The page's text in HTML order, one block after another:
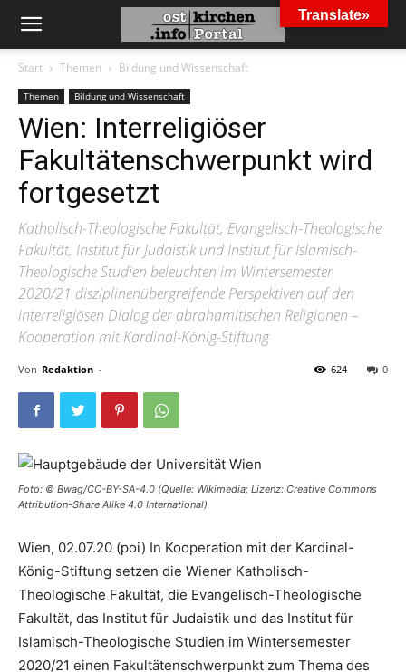
Start Themen Bildung und Wissenschaft
Themen Bildung und Wissenschaft
Wien: Interreligiöser
Fakultätenschwerpunkt wird
fortgesetzt
Katholisch-Theologische Fakultät, Evangelisch-Theologische
Fakultät, Institut für Judaistik und Institut für Islamisch-
Theologische Studien beleuchten im Wintersemester
2020/21 disziplinenübergreifende Perspektiven auf den
interreligiösen Dialog der abrahamitischen Religionen –
Kooperation mit Kardinal-König-Stiftung
Von Redaktion - 0
624
Foto: © Bwag/CC-BY-SA-4.0 (Quelle: Wikimedia; Lizenz: Creative Commons
Attribution-Share Alike 4.0 International)
Wien, 02.07.20 (poi) In Kooperation mit der Kardinal-
König-Stiftung setzen die Wiener Katholisch-
Theologische Fakultät, die Evangelisch-Theologische
Fakultät, das Institut für Judaistik und das Institut für
Islamisch-Theologische Studien im Wintersemester
2020/21 einen Fakultätenschwerpunkt zum Thema des
Translate»